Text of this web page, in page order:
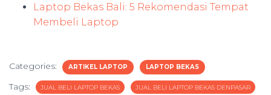
Laptop Bekas Bali: 5 Rekomendasi Tempat
Membeli Laptop
Categories: ARTIKEL LAPTOP LAPTOP BEKAS
Tags: JUAL BELI LAPTOP BEKAS JUAL BELI LAPTOP BEKAS DENPASAR